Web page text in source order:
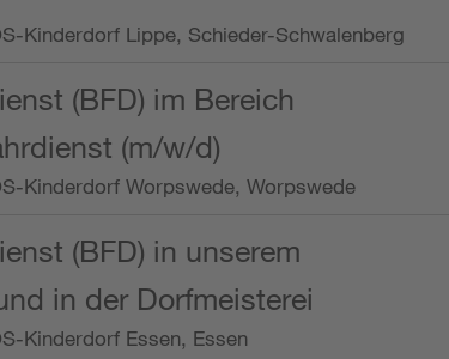
Kinderdorf Lippe, Schieder-Schwalenberg
(BFD) im Bereich
(m/w/d)
Kinderdorf Worpswede, Worpswede
(BFD) in unserem
in der Dorfmeisterei
Kinderdorf Essen, Essen